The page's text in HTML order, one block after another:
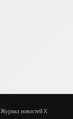
Журнал новостей X